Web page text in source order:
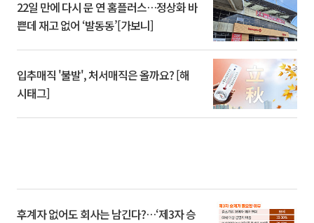
22일 만에 다시 문 연 홈플러스…정상화 바
쁜데 재고 없어 ‘발동동’[가보니]
입추매직 '불발', 처서매직은 올까요? [해
시태그]
후계자 없어도 회사는 남긴다?…‘제3자 승